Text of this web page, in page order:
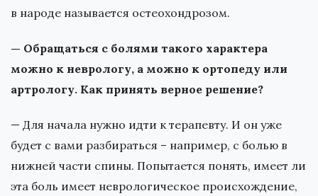
в народе называется остеохондрозом.
— Обращаться с болями такого характера
можно к неврологу, а можно к ортопеду или
артрологу. Как принять верное решение?
— Для начала нужно идти к терапевту. И он уже
будет с вами разбираться – например, с болью в
нижней части спины. Попытается понять, имеет ли
эта боль имеет неврологическое происхождение,